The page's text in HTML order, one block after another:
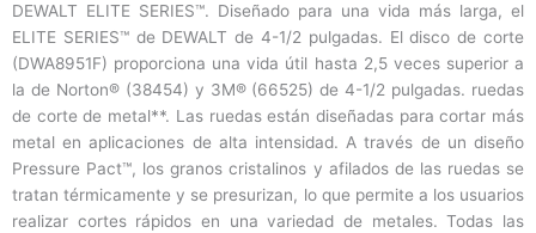
DEWALT ELITE SERIES™. Diseñado para una vida más larga, el
ELITE SERIES™ de DEWALT de 4-1/2 pulgadas. El disco de corte
(DWA8951F) proporciona una vida útil hasta 2,5 veces superior a
la de Norton® (38454) y 3M® (66525) de 4-1/2 pulgadas. ruedas
de corte de metal**. Las ruedas están diseñadas para cortar más
metal en aplicaciones de alta intensidad. A través de un diseño
Pressure Pact™, los granos cristalinos y afilados de las ruedas se
tratan térmicamente y se presurizan, lo que permite a los usuarios
realizar cortes rápidos en una variedad de metales. Todas las